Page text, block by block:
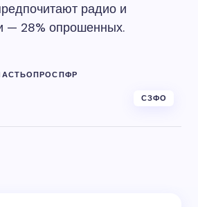
радио и
— 28% опрошенных.
ОПРОСПФР
СЗФО